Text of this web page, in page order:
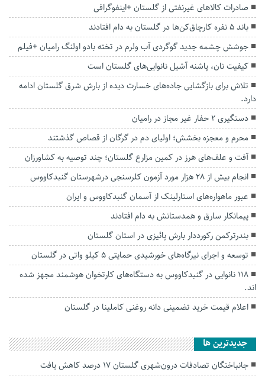
صادرات کالاهای غیرنفتی از گلستان +اینفوگرافی
باند ۵ نفره کارچاق‌کن‌ها در گلستان به دام افتادند
جوشش چشمه جدید گوگردی آب ولرم در تخته بادو اولنگ رامیان +فیلم
کیفیت نان، پاشنه آشیل نانوایی‌های گلستان است
تلاش برای بازگشایی جاده‌های خسارت دیده از بارش شرق گلستان ادامه
دارد.
دستگیری ۲ حفار غیر مجاز در رامیان
محرم و معجزه بخشش؛ اولیای دم در گرگان از قصاص گذشتند
آفت و علف‌های هرز در کمین مزارع گلستان؛ چند توصیه به کشاورزان
انجام بیش از ۲۸ هزار مورد آزمون کلرسنجی درشهرستان گنبدکاووس
عبور ماهواره‌های استارلینک از آسمان گنبدکاووس و ایران
پیمانکار سارق و همدستانش به دام افتادند
بندرترکمن رکورددار بارش پائیزی در استان گلستان
توسعه و اجرای نیرگاه‌های خورشیدی حمایتی ۵ کیلو واتی در گلستان
۱۱۸ نانوایی در گنبدکاووس به دستگاه‌های کارتخوان هوشمند مجهز شده
اند.
اعلام قیمت خرید تضمینی دانه روغنی کاملینا در گلستان
جديدترين ها
جانباختگان تصادفات درون‌شهری گلستان ۱۷ درصد کاهش یافت